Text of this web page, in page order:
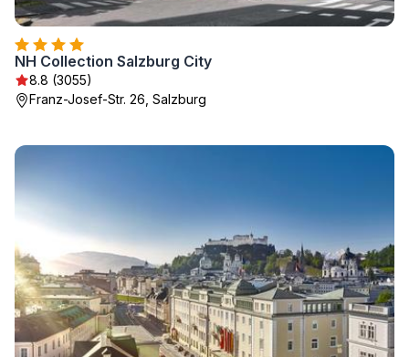
NH Collection Salzburg City
8.8 (3055)
Franz-Josef-Str. 26, Salzburg